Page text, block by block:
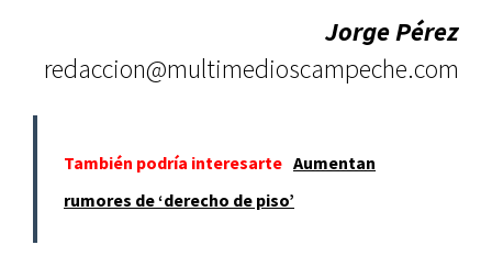
Jorge Pérez
redaccion@multimedioscampeche.com
También podría interesarte Aumentan
rumores de ‘derecho de piso’